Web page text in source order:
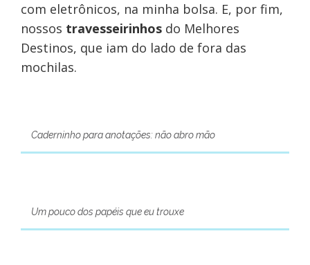
com eletrônicos, na minha bolsa. E, por fim,
nossos travesseirinhosdo Melhores
Destinos, que iam do lado de fora das
mochilas.
Caderninho para anotações: não abro mão
Um pouco dos papéis que eu trouxe